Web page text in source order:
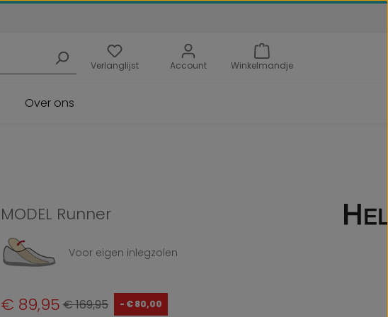
Verlanglijst Account Winkelmandje
Over ons
MODEL Runner
Voor eigen inlegzolen
Verkoopprijs:
€ 89,95 Normale prijs:
€ 169,95 - € 80,00